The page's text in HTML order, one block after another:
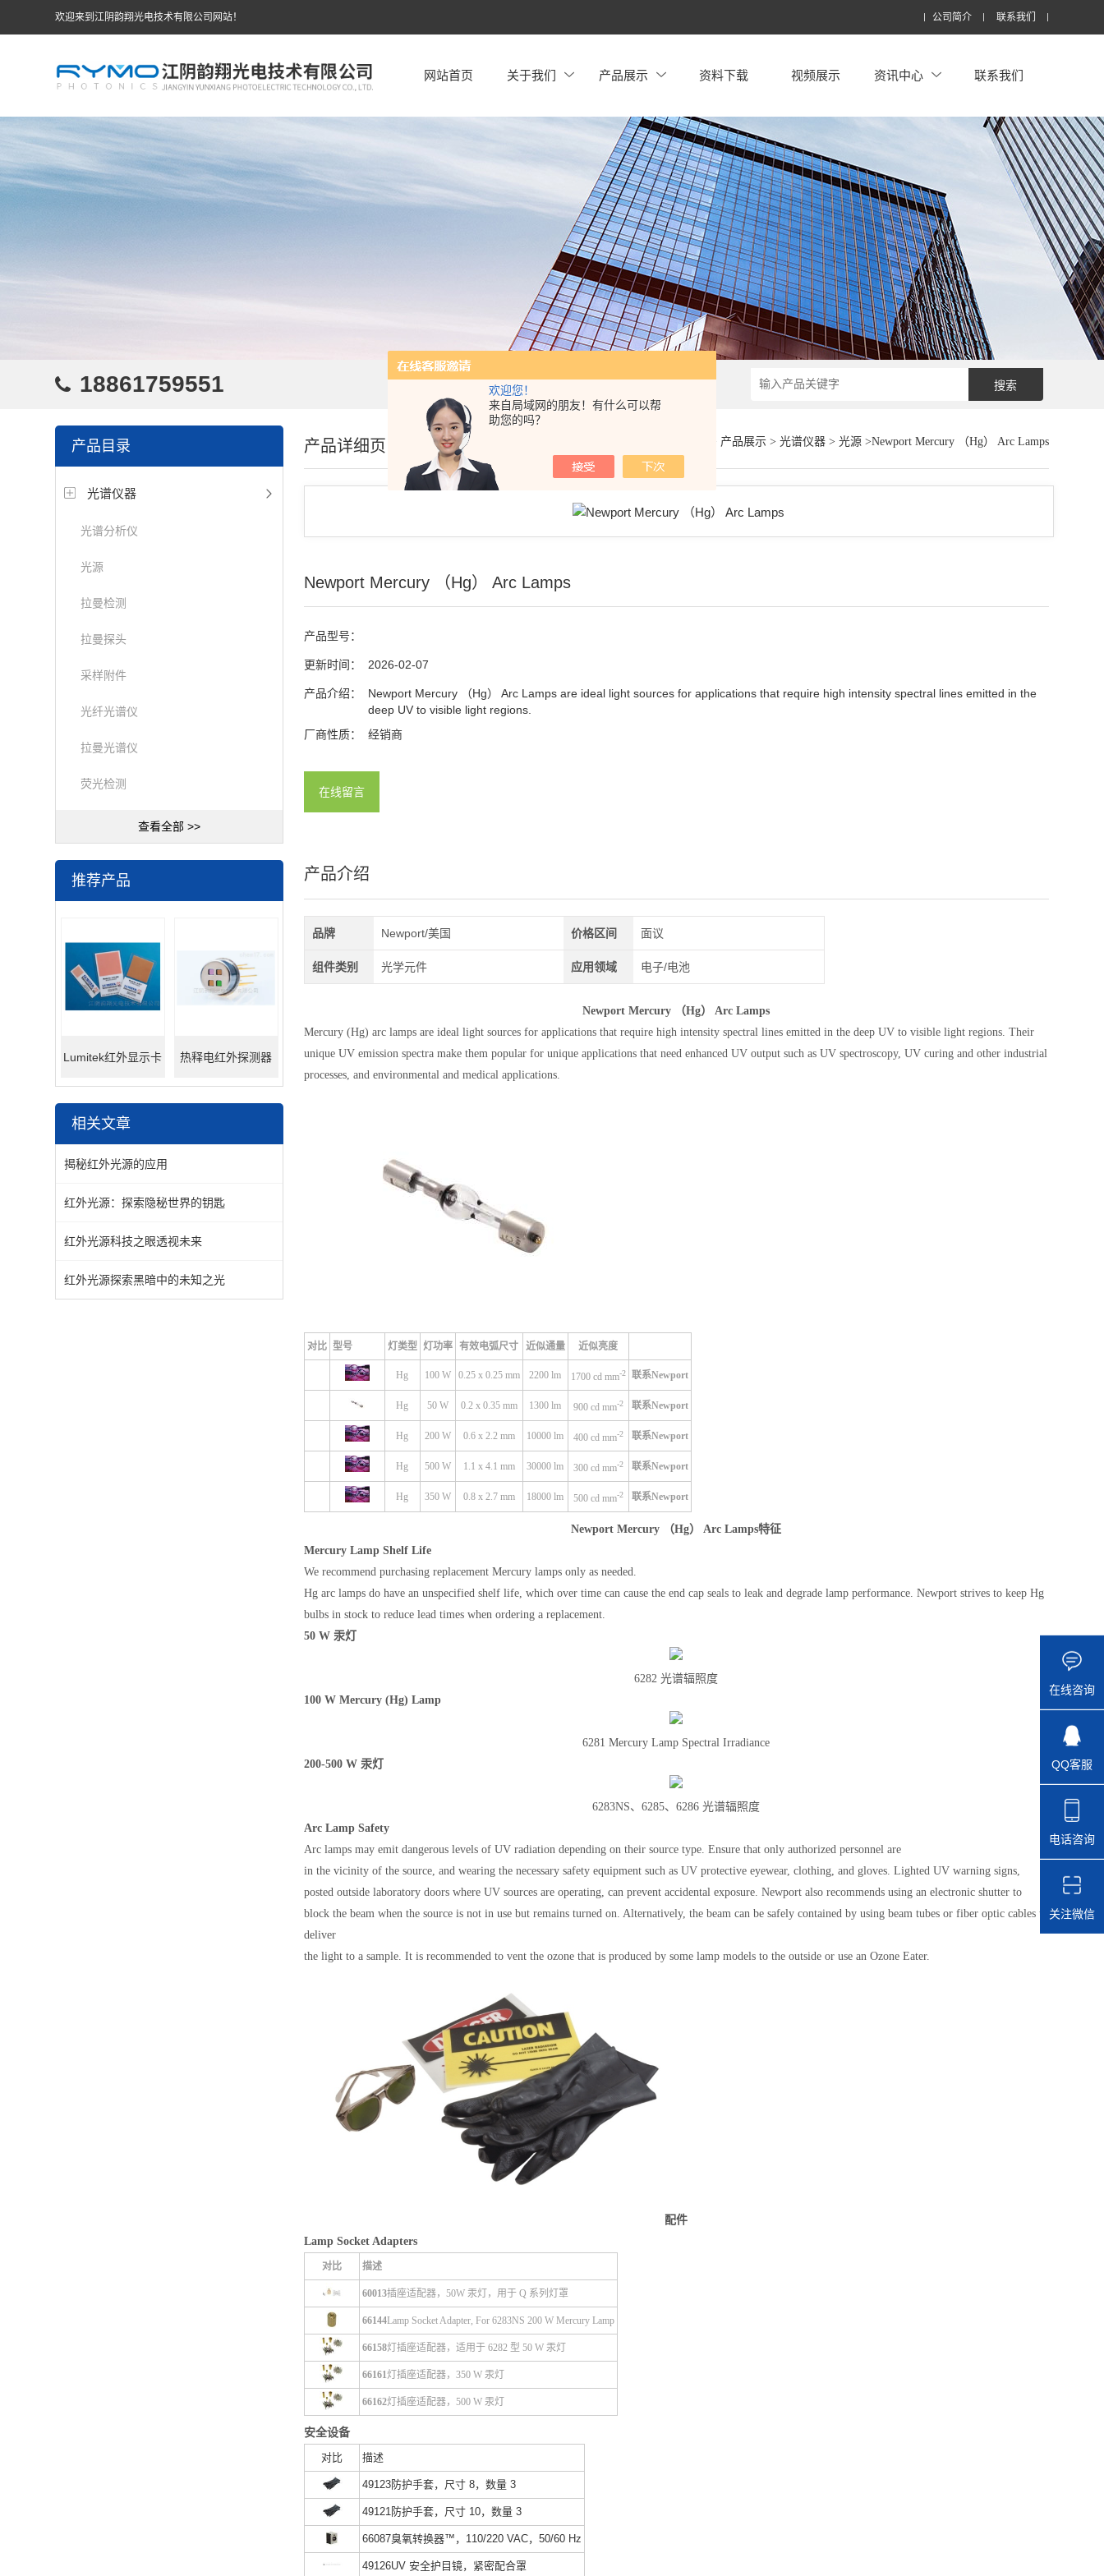
欢迎您！
来自局域网的朋友！有什么可以帮
助您的吗？
欢迎来到江阴韵翔光电技术有限公司网站！ 公司简介 联系我们
网站首页 关于我们 产品展示 资料下载 视频展示 资讯中心 联系我们
18861759551
产品目录
光谱仪器
光谱分析仪
光源
拉曼检测
拉曼探头
采样附件
光纤光谱仪
拉曼光谱仪
荧光检测
查看全部 >>
推荐产品
Lumitek红外显示卡 热释电红外探测器
相关文章
揭秘红外光源的应用
红外光源：探索隐秘世界的钥匙
红外光源科技之眼透视未来
红外光源探索黑暗中的未知之光
产品展示> 光谱仪器> 光源 >Newport Mercury （Hg） Arc Lamps
产品详细页
Newport Mercury （Hg） Arc Lamps
产品型号：
更新时间： 2026-02-07
产品介绍：
Newport Mercury （Hg） Arc Lamps are ideal light sources for applications that require high intensity spectral lines emitted in the
deep UV to visible light regions.
厂商性质：
经销商
在线留言
产品介绍
品牌 Newport/美国 价格区间 面议
组件类别 光学元件 应用领域 电子/电池
Newport Mercury （Hg） Arc Lamps
Mercury (Hg) arc lamps are ideal light sources for applications that require high intensity spectral lines emitted in the deep UV to visible light regions. Their
unique UV emission spectra make them popular for unique applications that need enhanced UV output such as UV spectroscopy, UV curing and other industrial
processes, and environmental and medical applications.
对比 型号 灯类型 灯功率 有效电弧尺寸 近似通量 近似亮度
Hg 100 W 0.25 x 0.25 mm 2200 lm 1700 cd mm-2 联系Newport
Hg 50 W 0.2 x 0.35 mm 1300 lm 900 cd mm-2 联系Newport
Hg 200 W 0.6 x 2.2 mm 10000 lm 400 cd mm-2 联系Newport
Hg 500 W 1.1 x 4.1 mm 30000 lm 300 cd mm-2 联系Newport
Hg 350 W 0.8 x 2.7 mm 18000 lm 500 cd mm-2 联系Newport
Newport Mercury （Hg） Arc Lamps特征
Mercury Lamp Shelf Life
We recommend purchasing replacement Mercury lamps only as needed.
Hg arc lamps do have an unspecified shelf life, which over time can cause the end cap seals to leak and degrade lamp performance. Newport strives to keep Hg
bulbs in stock to reduce lead times when ordering a replacement.
50 W 汞灯
6282 光谱辐照度
100 W Mercury (Hg) Lamp
6281 Mercury Lamp Spectral Irradiance
200-500 W 汞灯
6283NS、6285、6286 光谱辐照度
Arc Lamp Safety
Arc lamps may emit dangerous levels of UV radiation depending on their source type. Ensure that only authorized personnel are
in the vicinity of the source, and wearing the necessary safety equipment such as UV protective eyewear, clothing, and gloves. Lighted UV warning signs,
posted outside laboratory doors where UV sources are operating, can prevent accidental exposure. Newport also recommends using an electronic shutter to
block the beam when the source is not in use but remains turned on. Alternatively, the beam can be safely contained by using beam tubes or fiber optic cables to
deliver
the light to a sample. It is recommended to vent the ozone that is produced by some lamp models to the outside or use an Ozone Eater.
配件
Lamp Socket Adapters
对比 描述
60013插座适配器，50W 汞灯，用于 Q 系列灯罩
66144Lamp Socket Adapter, For 6283NS 200 W Mercury Lamp
66158灯插座适配器，适用于 6282 型 50 W 汞灯
66161灯插座适配器，350 W 汞灯
66162灯插座适配器，500 W 汞灯
安全设备
对比
描述
49123防护手套，尺寸 8，数量 3
49121防护手套，尺寸 10，数量 3
66087臭氧转换器™，110/220 VAC，50/60 Hz
49126UV 安全护目镜，紧密配合罩
在线咨询
QQ客服
电话咨询
关注微信